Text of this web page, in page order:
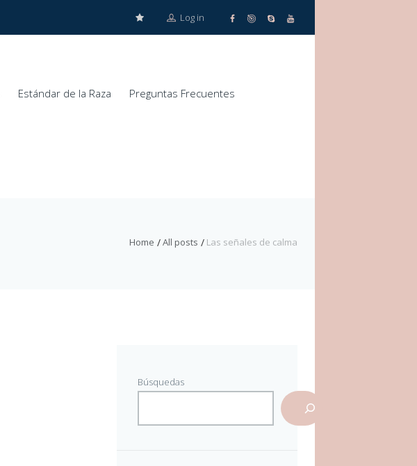
Log in
Estándar de la Raza Preguntas Frecuentes
Home All posts Las señales de calma
Búsquedas